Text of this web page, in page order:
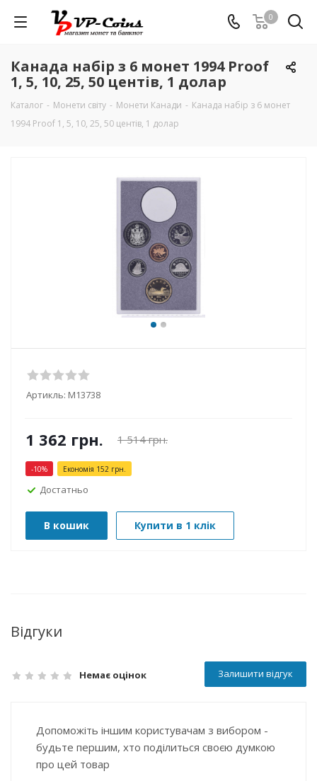
0
Канада набір з 6 монет 1994 Proof
1, 5, 10, 25, 50 центів, 1 долар
Каталог - Монети світу - Монети Канади - Канада набір з 6 монет
1994 Proof 1, 5, 10, 25, 50 центів, 1 долар
Артикль: М13738
1 362 грн. 1 514грн.
-10% Економія 152 грн.
Достатньо
В кошик Купити в 1 клік
Відгуки
Немає оцінок Залишити відгук
Допоможіть іншим користувачам з вибором -
будьте першим, хто поділиться своєю думкою
про цей товар